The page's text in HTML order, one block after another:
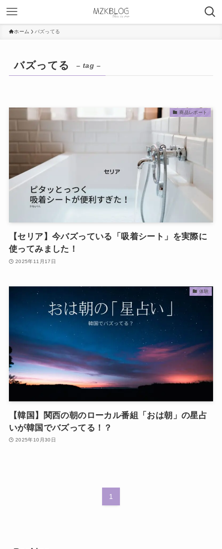
ホーム バズってる
バズってる – tag –
商品レポート
【セリア】今バズっている「吸着シート」を実際に
使ってみました！
2025年11月17日
体験
【韓国】関西の朝のローカル番組「おは朝」の星占
いが韓国でバズってる！？
2025年10月30日
1